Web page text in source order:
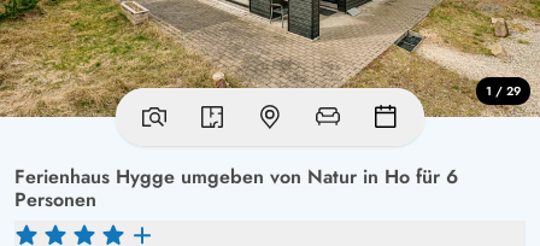
Ferienhaus Hygge umgeben von Natur in Ho für 6
Personen
1 / 29